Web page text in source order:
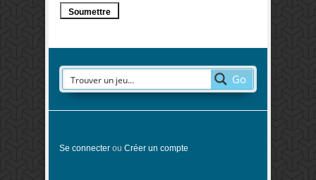
Go
Se connecter ou Créer un compte